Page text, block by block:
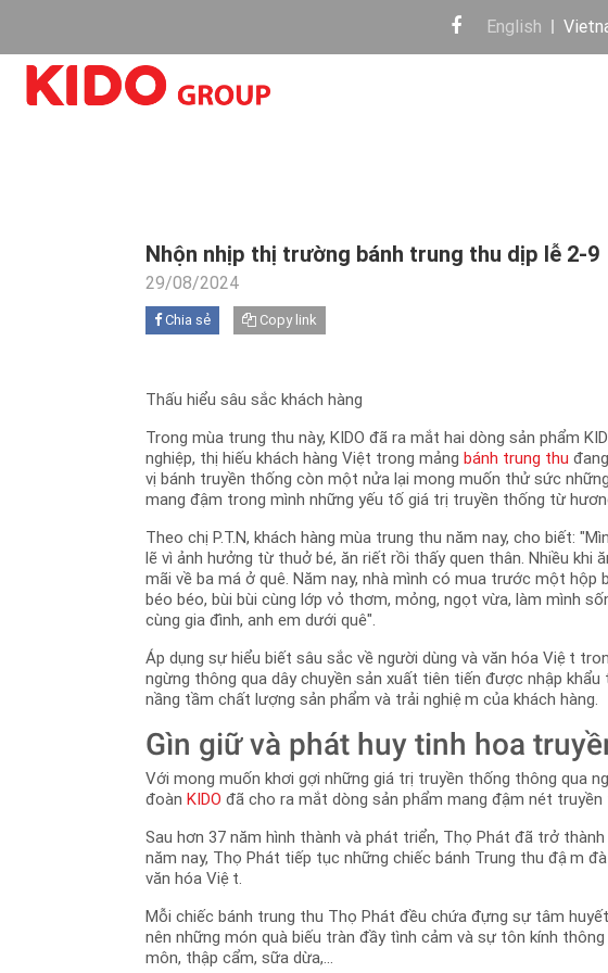
English
Nhộn nhịp thị trường bánh trung thu dịp lễ 2-9
29/08/2024
Chia sẻ Copy link
Thấu hiểu sâu sắc khách hàng
Trong mùa trung thu này, KIDO đã ra mắt hai dòng sản phẩm
nghiệp, thị hiếu khách hàng Việt trong mảngbánh trung thu
vị bánh truyền thống còn một nửa lại mong muốn thử sức
mang đậm trong mình những yếu tố giá trị truyền thống từ
Theo chị P.T.N, khách hàng mùa trung thu năm nay, cho biết:
lẽ vì ảnh hưởng từ thuở bé, ăn riết rồi thấy quen thân. Nhiều khi
mãi về ba má ở quê. Năm nay, nhà mình có mua trước một hộp
béo béo, bùi bùi cùng lớp vỏ thơm, mỏng, ngọt vừa, làm mình
cùng gia đình, anh em dưới quê".
Áp dụng sự hiểu biết sâu sắc về người dùng và văn hóa Việt
ngừng thông qua dây chuyền sản xuất tiên tiến được nhập khẩu
nầng tầm chất lượng sản phẩm và trải nghiệm của khách hàng.
Gìn giữ và phát huy tinh hoa
Với mong muốn khơi gợi những giá trị truyền thống thông qua
đoànKIDO đã cho ra mắt dòng sản phẩm mang đậm nét
Sau hơn 37 năm hình thành và phát triển, Thọ Phát đã trở
năm nay, Thọ Phát tiếp tục những chiếc bánh Trung thu đậm
văn hóa Việt.
Mỗi chiếc bánh trung thu Thọ Phát đều chứa đựng sự tâm
nên những món quà biếu tràn đầy tình cảm và sự tôn kính
môn, thập cẩm, sữa dừa,...